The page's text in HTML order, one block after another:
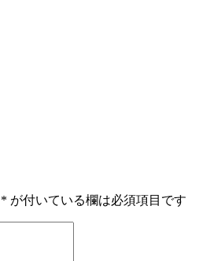
* が付いている欄は必須項目です